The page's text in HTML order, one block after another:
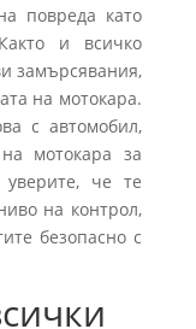
повреда като
и всичко
замърсявания,
на мотокара.
с автомобил,
мотокара за
че те
на контрол,
безопасно с